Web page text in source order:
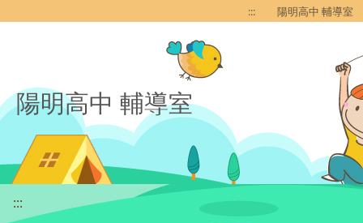
::: 陽明高中 輔導室
陽明高中 輔導室
:::